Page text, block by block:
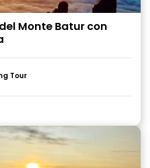
Monte Batur con
Tour